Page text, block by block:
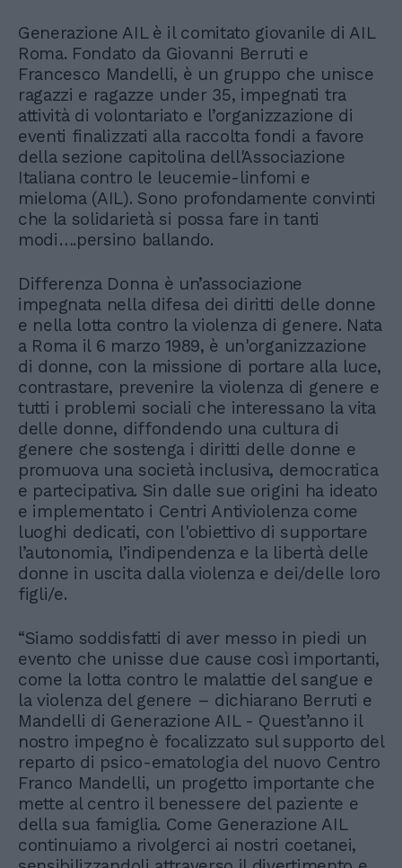
Generazione AIL è il comitato giovanile di AIL
Roma. Fondato da Giovanni Berruti e
Francesco Mandelli, è un gruppo che unisce
ragazzi e ragazze under 35, impegnati tra
attività di volontariato e l’organizzazione di
eventi finalizzati alla raccolta fondi a favore
della sezione capitolina dell'Associazione
Italiana contro le leucemie-linfomi e
mieloma (AIL). Sono profondamente convinti
che la solidarietà si possa fare in tanti
modi….persino ballando.
Differenza Donna è un’associazione
impegnata nella difesa dei diritti delle donne
e nella lotta contro la violenza di genere. Nata
a Roma il 6 marzo 1989, è un'organizzazione
di donne, con la missione di portare alla luce,
contrastare, prevenire la violenza di genere e
tutti i problemi sociali che interessano la vita
delle donne, diffondendo una cultura di
genere che sostenga i diritti delle donne e
promuova una società inclusiva, democratica
e partecipativa. Sin dalle sue origini ha ideato
e implementato i Centri Antiviolenza come
luoghi dedicati, con l'obiettivo di supportare
l’autonomia, l’indipendenza e la libertà delle
donne in uscita dalla violenza e dei/delle loro
figli/e.
“Siamo soddisfatti di aver messo in piedi un
evento che unisse due cause così importanti,
come la lotta contro le malattie del sangue e
la violenza del genere – dichiarano Berruti e
Mandelli di Generazione AIL - Quest’anno il
nostro impegno è focalizzato sul supporto del
reparto di psico-ematologia del nuovo Centro
Franco Mandelli, un progetto importante che
mette al centro il benessere del paziente e
della sua famiglia. Come Generazione AIL
continuiamo a rivolgerci ai nostri coetanei,